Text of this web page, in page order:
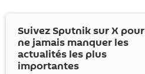
Suivez Sputnik surX pour
ne jamais manquer les
actualités les plus
importantes